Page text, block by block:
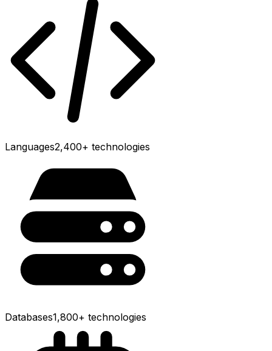
Languages2,400+ technologies
Databases1,800+ technologies